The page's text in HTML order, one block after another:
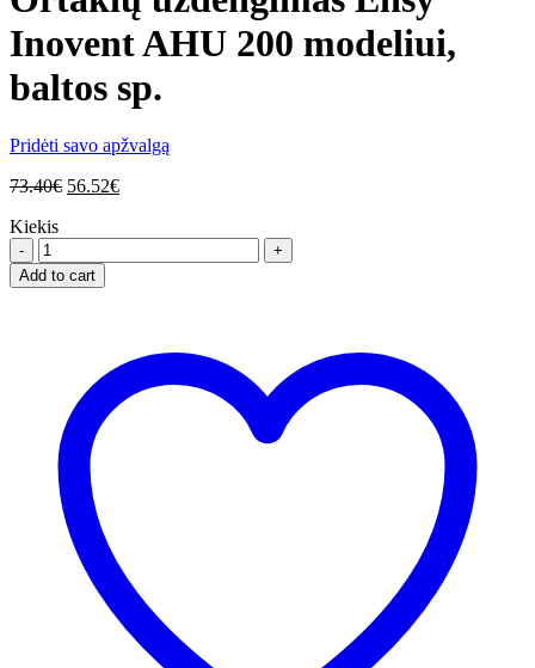
Inovent AHU 200 modeliui,
baltos sp.
Pridėti savo apžvalgą
73.40€ 56.52€
Kiekis
Ortakių
uždengimas
Ensy
modeliui,
baltos
quantity
Add to cart